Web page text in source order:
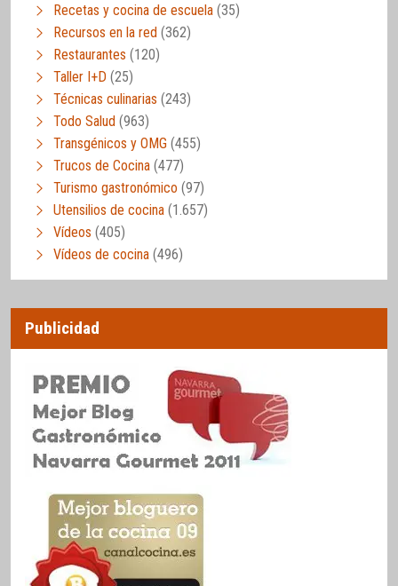
Recetas y cocina de escuela (35)
Recursos en la red (362)
Restaurantes (120)
Taller I+D (25)
Técnicas culinarias (243)
Todo Salud (963)
Transgénicos y OMG (455)
Trucos de Cocina (477)
Turismo gastronómico (97)
Utensilios de cocina (1.657)
Vídeos (405)
Vídeos de cocina (496)
Publicidad